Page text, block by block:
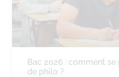
Bac 2026 : comment se
de philo ?